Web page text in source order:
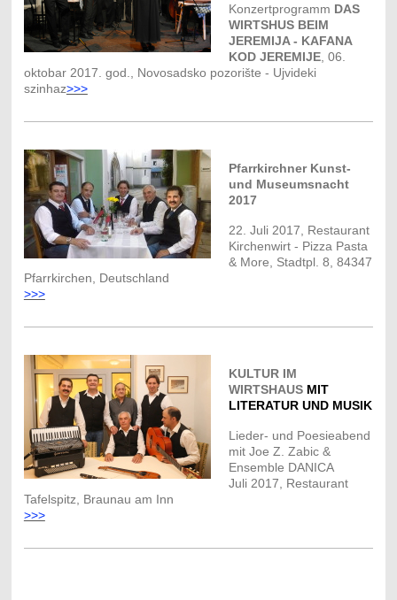
Konzertprogramm DAS
WIRTSHUS BEIM
JEREMIJA - KAFANA
KOD JEREMIJE, 06.
oktobar 2017. god., Novosadsko pozorište - Ujvideki
szinhaz>>>
Pfarrkirchner Kunst-
und Museumsnacht
2017
22. Juli 2017, Restaurant
Kirchenwirt - Pizza Pasta
& More, Stadtpl. 8, 84347
Pfarrkirchen, Deutschland
>>>
KULTUR IM
WIRTSHAUS MIT
LITERATUR UND MUSIK
Lieder- und Poesieabend
mit Joe Z. Zabic &
Ensemble DANICA
Juli 2017, Restaurant
Tafelspitz, Braunau am Inn
>>>